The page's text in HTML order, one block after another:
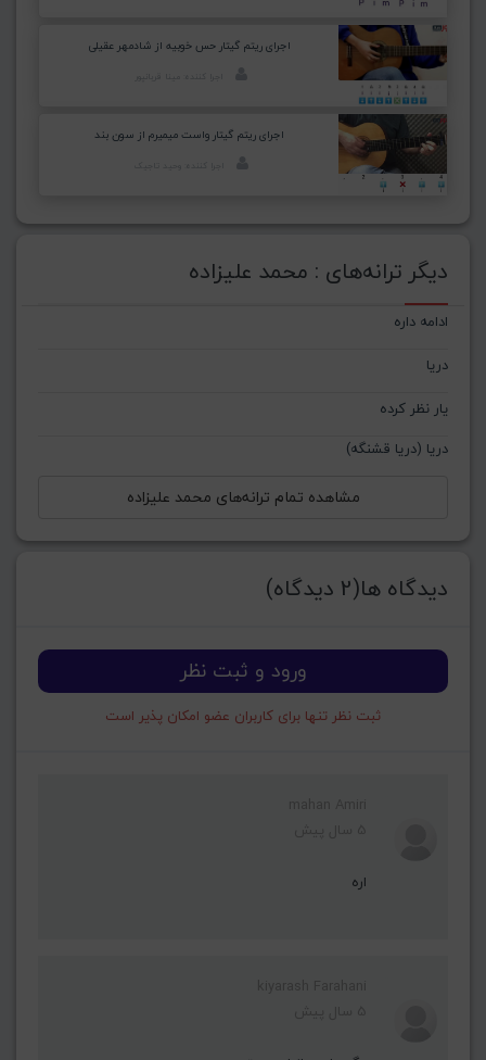
اجرای ریتم گیتار حس خوبیه از شادمهر عقیلی
اجرای ریتم گیتار واست میمیرم از سون بند
دیگر ترانه‌های : محمد علیزاده
ادامه داره
دریا
یار نظر کرده
دریا (دریا قشنگه)
مشاهده تمام ترانه‌های محمد علیزاده
دیدگاه ها(2 دیدگاه)
ورود و ثبت نظر
ثبت نظر تنها برای کاربران عضو امکان پذیر است
اره